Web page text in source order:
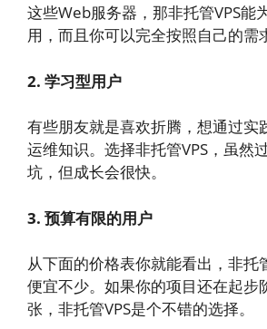
这些Web服务器，那非托管VPS能
用，而且你可以完全按照自己的需
2. 学习型用户
有些朋友就是喜欢折腾，想通过实
运维知识。选择非托管VPS，虽然
坑，但成长会很快。
3. 预算有限的用户
从下面的价格表你就能看出，非托
便宜不少。如果你的项目还在起步
张，非托管VPS是个不错的选择。